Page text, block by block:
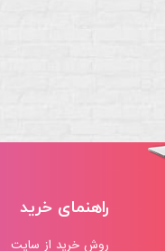
راهنمای خرید
روش خرید از سایت